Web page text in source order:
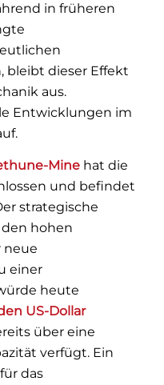
in früheren
bleibt dieser Effekt
aus.
Entwicklungen im
Minehat die
und befindet
strategische
hohen
neue
einer
heute
US-Dollar
über eine
verfügt. Ein
das